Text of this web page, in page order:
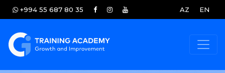
+994 55 687 80 35 AZ EN